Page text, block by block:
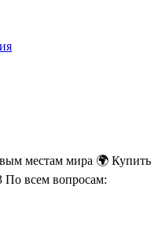
местам мира 🌍 Купить
По всем вопросам: